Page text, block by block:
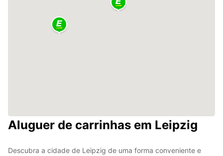
Aluguer de carrinhas em Leipzig
Descubra a cidade de Leipzig de uma forma conveniente e